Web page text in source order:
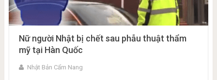
Nữ người Nhật bị chết sau phẫu thuật thẩm
mỹ tại Hàn Quốc
Nhật Bản Cẩm Nang